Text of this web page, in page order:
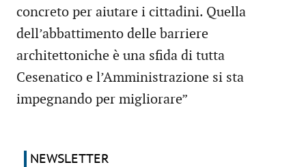
concreto per aiutare i cittadini. Quella
dell’abbattimento delle barriere
architettoniche è una sfida di tutta
Cesenatico e l’Amministrazione si sta
impegnando per migliorare”
NEWSLETTER